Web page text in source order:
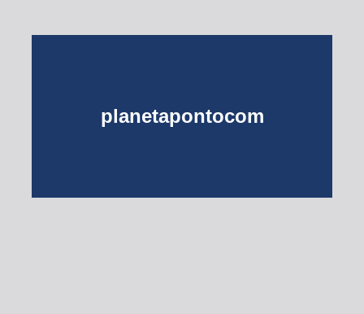
planetapontocom